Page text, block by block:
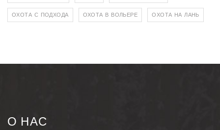
ОХОТА С ПОДХОДА ОХОТА В ВОЛЬЕРЕ ОХОТА НА ЛАНЬ
О НАС